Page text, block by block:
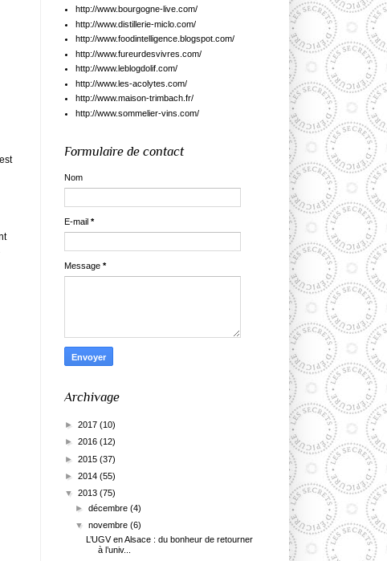
http://www.bourgogne-live.com/
http://www.distillerie-miclo.com/
http://www.foodintelligence.blogspot.com/
http://www.fureurdesvivres.com/
http://www.leblogdolif.com/
http://www.les-acolytes.com/
http://www.maison-trimbach.fr/
http://www.sommelier-vins.com/
Formulaire de contact
Nom
E-mail *
Message *
Archivage
► 2017 (10)
► 2016 (12)
► 2015 (37)
► 2014 (55)
▼ 2013 (75)
►décembre(4)
▼novembre(6)
L’UGV en Alsace : du bonheur de retourner
à l’univ...